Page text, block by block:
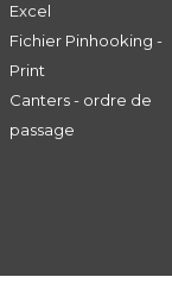
Excel
Fichier Pinhooking -
Print
Canters - ordre de
passage